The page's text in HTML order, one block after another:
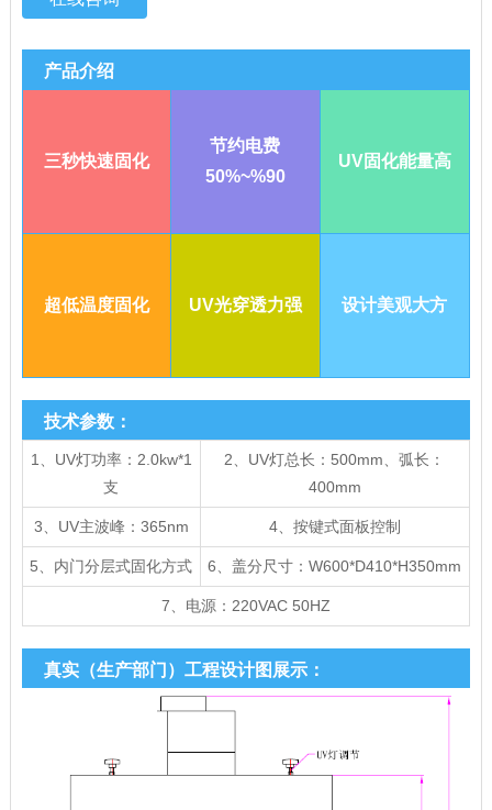
产品介绍
三秒快速固化
节约电费
50%~%90
UV固化能量高
超低温度固化 UV光穿透力强 设计美观大方
技术参数：
1、UV灯功率：2.0kw*1
支
2、UV灯总长：500mm、弧长：
400mm
3、UV主波峰：365nm 4、按键式面板控制
5、内门分层式固化方式 6、盖分尺寸：W600*D410*H350mm
7、电源：220VAC 50HZ
真实（生产部门）工程设计图展示：